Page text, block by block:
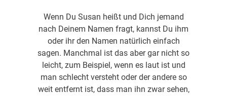
Wenn Du Susan heißt und Dich jemand
nach Deinem Namen fragt, kannst Du ihm
oder ihr den Namen natürlich einfach
sagen. Manchmal ist das aber gar nicht so
leicht, zum Beispiel, wenn es laut ist und
man schlecht versteht oder der andere so
weit entfernt ist, dass man ihn zwar sehen,